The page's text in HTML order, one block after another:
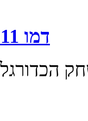
פיפא FIFA 2011 דמו